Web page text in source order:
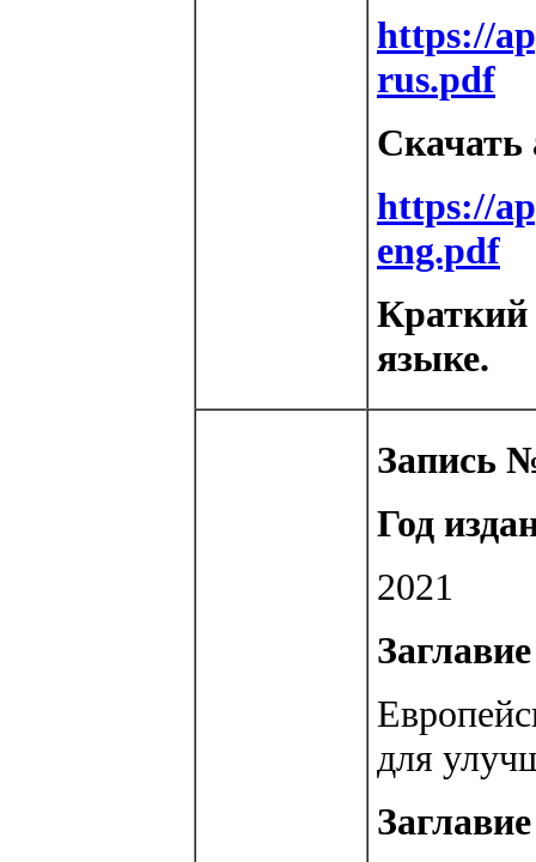
https://
rus.pdf
Скачать
https://
eng.pdf
Краткий
языке.
Запись
Год
2021
для